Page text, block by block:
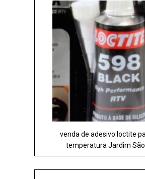
venda de adesivo loctite
temperatura Jardim